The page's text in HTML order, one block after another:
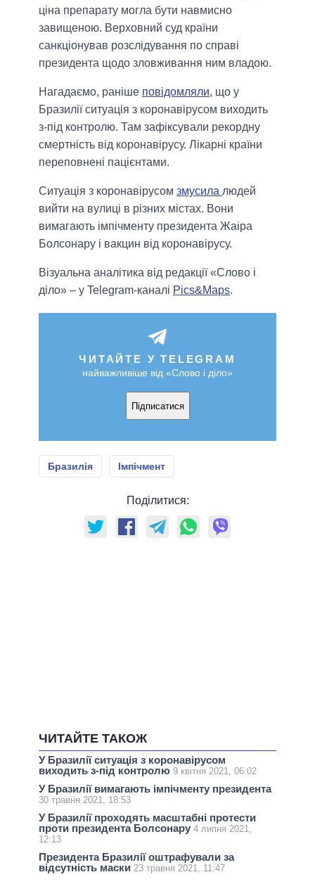
ціна препарату могла бути навмисно
завищеною. Верховний суд країни
санкціонував розслідування по справі
президента щодо зловживання ним владою.
Нагадаємо, раніше повідомляли, що у
Бразилії ситуація з коронавірусом виходить
з-під контролю. Там зафіксували рекордну
смертність від коронавірусу. Лікарні країни
переповнені пацієнтами.
Ситуація з коронавірусом змусила людей
вийти на вулиці в різних містах. Вони
вимагають імпічменту президента Жаіра
Болсонару і вакцин від коронавірусу.
Візуальна аналітика від редакції «Слово і
діло» – у Telegram-каналі Pics&Maps.
ЧИТАЙТЕ У TELEGRAM
найважливіше від «Слово і діло»
Підписатися
Бразилія Імпічмент
Поділитися:
ЧИТАЙТЕ ТАКОЖ
У Бразилії ситуація з коронавірусом
виходить з-під контролю 9 квітня 2021, 06:02
У Бразилії вимагають імпічменту президента
30 травня 2021, 18:53
У Бразилії проходять масштабні протести
проти президента Болсонару 4 липня 2021,
12:13
Президента Бразилії оштрафували за
відсутність маски 23 травня 2021, 11:47